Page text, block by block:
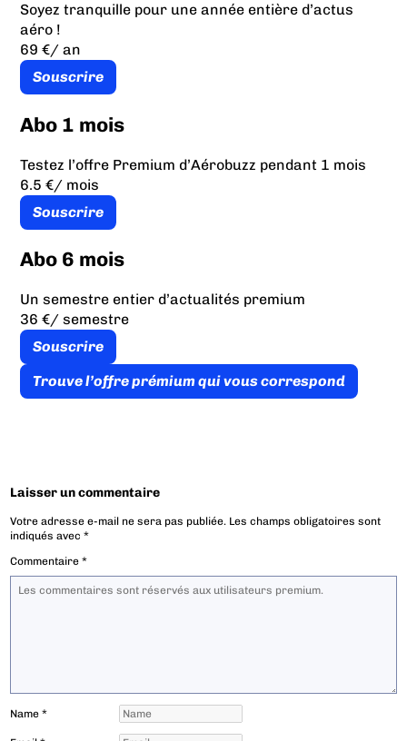
Soyez tranquille pour une année entière d’actus
aéro !
69 €/ an
Souscrire
Abo 1 mois
Testez l’offre Premium d’Aérobuzz pendant 1 mois
6.5 €/ mois
Souscrire
Abo 6 mois
Un semestre entier d’actualités premium
36 €/ semestre
Souscrire
Trouve l’offre prémium qui vous correspond
Laisser un commentaire
Votre adresse e-mail ne sera pas publiée. Les champs obligatoires sont
indiqués avec*
Commentaire*
Name*